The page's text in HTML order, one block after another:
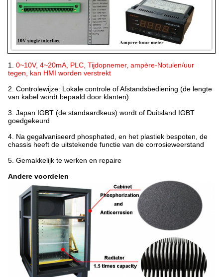
1. 0~10V, 4~20mA, PLC, Tijdopnemer, ampère-Notulen/uur
tegen, kan HMI worden verstrekt
2. Controlewijze: Lokale controle of Afstandsbediening (de lengte
van kabel wordt bepaald door klanten)
3. Japan IGBT (de standaardkeus) wordt of Duitsland IGBT
goedgekeurd
4. Na gegalvaniseerd phosphated, en het plastiek bespoten, de
chassis heeft de uitstekende functie van de corrosieweerstand
5. Gemakkelijk te werken en repaire
Andere voordelen